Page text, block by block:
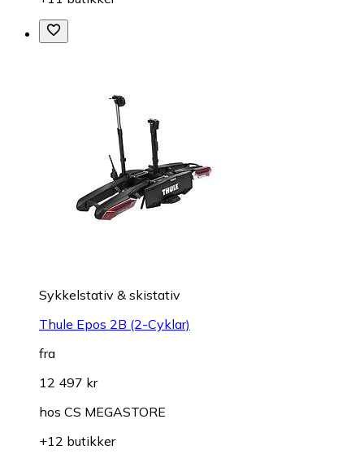
Sykkelstativ & skistativ
Thule Epos 2B (2-Cyklar)
fra
12 497 kr
hos CS MEGASTORE
+12 butikker